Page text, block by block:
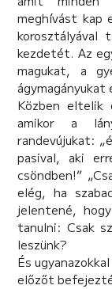
meghívást kap
korosztályával
kezdetét. Az
magukat, a
Közben eltelik
amikor a
randevújukat:
pasival, aki
csöndben!”
elég, ha
jelentené,
tanulni: Csak
leszünk?
És
előzőt